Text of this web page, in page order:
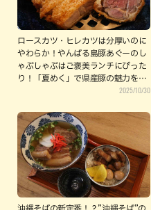
ロースカツ・ヒレカツは分厚いのに
やわらか！やんばる島豚あぐーのし
ゃぶしゃぶはご褒美ランチにぴった
り！「夏めく」で県産豚の魅力を堪
2025/10/30
沖縄そばの新定番！？”沖縄そば”の